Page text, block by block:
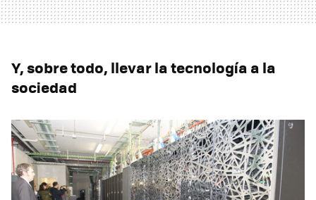
Y, sobre todo, llevar la tecnología a la
sociedad